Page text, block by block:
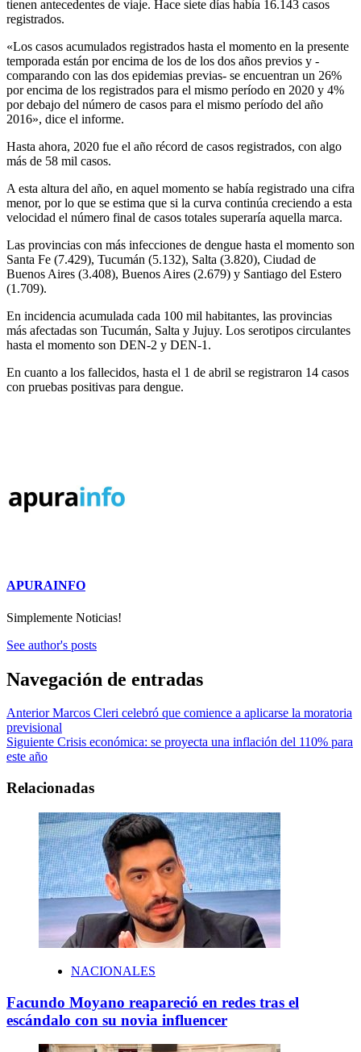
tienen antecedentes de viaje. Hace siete días había 16.143 casos
registrados.
«Los casos acumulados registrados hasta el momento en la presente
temporada están por encima de los de los dos años previos y -
comparando con las dos epidemias previas- se encuentran un 26%
por encima de los registrados para el mismo período en 2020 y 4%
por debajo del número de casos para el mismo período del año
2016», dice el informe.
Hasta ahora, 2020 fue el año récord de casos registrados, con algo
más de 58 mil casos.
A esta altura del año, en aquel momento se había registrado una cifra
menor, por lo que se estima que si la curva continúa creciendo a esta
velocidad el número final de casos totales superaría aquella marca.
Las provincias con más infecciones de dengue hasta el momento son
Santa Fe (7.429), Tucumán (5.132), Salta (3.820), Ciudad de
Buenos Aires (3.408), Buenos Aires (2.679) y Santiago del Estero
(1.709).
En incidencia acumulada cada 100 mil habitantes, las provincias
más afectadas son Tucumán, Salta y Jujuy. Los serotipos circulantes
hasta el momento son DEN-2 y DEN-1.
En cuanto a los fallecidos, hasta el 1 de abril se registraron 14 casos
con pruebas positivas para dengue.
APURAINFO
Simplemente Noticias!
See author's posts
Navegación de entradas
AnteriorMarcos Cleri celebró que comience a aplicarse la moratoria
previsional
Siguiente Crisis económica: se proyecta una inflación del 110% para
este año
Relacionadas
NACIONALES
Facundo Moyano reapareció en redes tras el
escándalo con su novia influencer